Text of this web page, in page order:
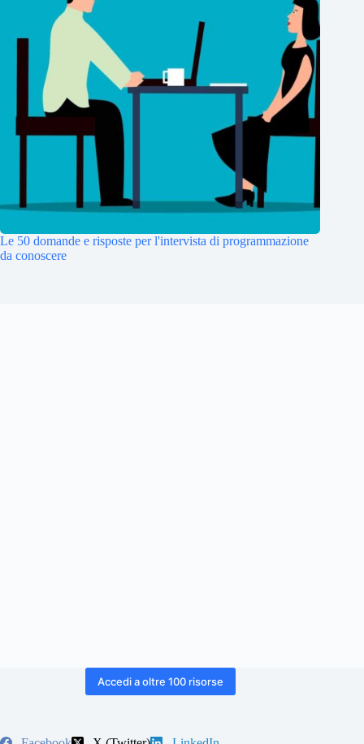
Le 50 domande e risposte per l'intervista di programmazione
da conoscere
Accedi a oltre 100 risorse